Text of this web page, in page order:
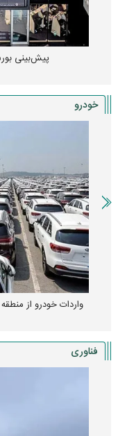
پیش‌بینی بورس
خودرو
واردات خودرو از
فناوری